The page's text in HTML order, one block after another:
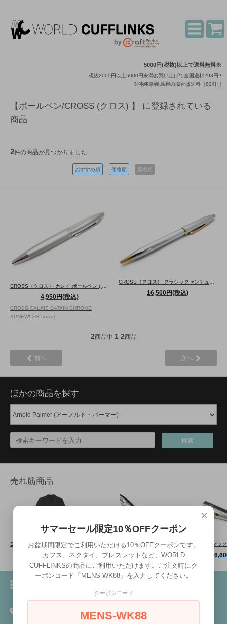
5000円(税抜)以上で送料無料※
税抜2000円以上5000円未満お買い上げで全国送料298円!!
※沖縄県/離島宛の場合は送料（824円)
【ボールペン/CROSS (クロス) 】 に登録されている
商品
2件の商品が見つかりました
おすすめ順 価格順 新着順
CROSS（クロス） カレイ ボールペン ( サテンクローム) - ブランド
4,950円(税込)
CROSS CALAIS SATAIN CHROME
BPNEW!!2/8 arrival
16,500円(税込)
2商品中 1-2商品
前へ 次へ
ほかの商品を探す
検索
売れ筋商品
SIMON CARTER サイモンカーター CANONICO SUPER110'S WOOL NAVY BLAZER カノニコスーパー110'Sウールブレザー（ネイビー） ジャケット
110,000円(税込)
mila schon（ミラ・ショーン） 曲線形タイバー(ブルー)（ネクタイピン/タイクリップ） - ブランド
7,200円(税込)
×
サマーセール限定10％OFFクーポン
お盆期間限定でご利用いただける10％OFFクーポンです。
カフス、ネクタイ、ブレスレットなど、WORLD
CUFFLINKSの商品にご利用いただけます。ご注文時にク
ーポンコード「MENS-WK88」を入力してください。
クーポンコード
MENS-WK88